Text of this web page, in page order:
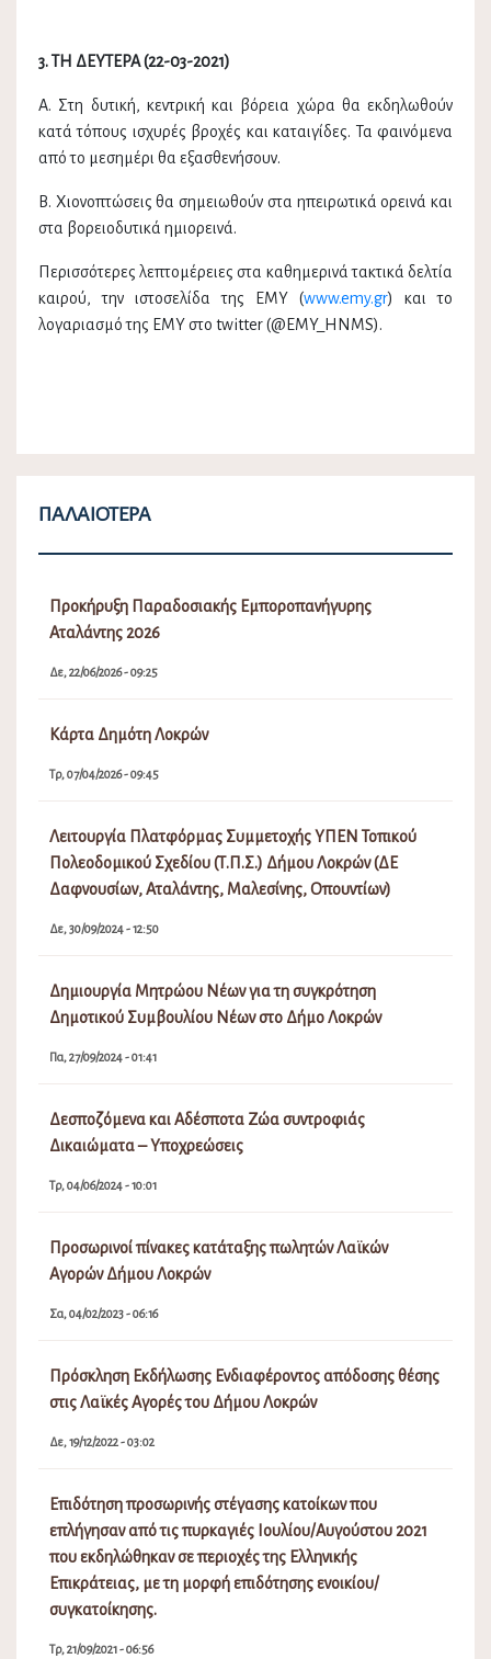
3. ΤΗ ΔΕΥΤΕΡΑ (22-03-2021)
Α. Στη δυτική, κεντρική και βόρεια χώρα θα εκδηλωθούν
κατά τόπους ισχυρές βροχές και καταιγίδες. Τα φαινόμενα
από το μεσημέρι θα εξασθενήσουν.
Β. Χιονοπτώσεις θα σημειωθούν στα ηπειρωτικά ορεινά και
στα βορειοδυτικά ημιορεινά.
Περισσότερες λεπτομέρειες στα καθημερινά τακτικά δελτία
καιρού, την ιστοσελίδα της ΕΜΥ (www.emy.gr) και το
λογαριασμό της ΕΜΥ στο twitter (@EMY_HNMS).
ΠΑΛΑΙΌΤΕΡΑ
Προκήρυξη Παραδοσιακής Εμποροπανήγυρης
Αταλάντης 2026
Δε, 22/06/2026 - 09:25
Κάρτα Δημότη Λοκρών
Τρ, 07/04/2026 - 09:45
Λειτουργία Πλατφόρμας Συμμετοχής ΥΠΕΝ Τοπικού
Πολεοδομικού Σχεδίου (Τ.Π.Σ.) Δήμου Λοκρών (ΔΕ
Δαφνουσίων, Αταλάντης, Μαλεσίνης, Οπουντίων)
Δε, 30/09/2024 - 12:50
Δημιουργία Μητρώου Νέων για τη συγκρότηση
Δημοτικού Συμβουλίου Νέων στο Δήμο Λοκρών
Πα, 27/09/2024 - 01:41
Δεσποζόμενα και Αδέσποτα Ζώα συντροφιάς
Δικαιώματα – Υποχρεώσεις
Τρ, 04/06/2024 - 10:01
Προσωρινοί πίνακες κατάταξης πωλητών Λαϊκών
Αγορών Δήμου Λοκρών
Σα, 04/02/2023 - 06:16
Πρόσκληση Εκδήλωσης Ενδιαφέροντος απόδοσης θέσης
στις Λαϊκές Αγορές του Δήμου Λοκρών
Δε, 19/12/2022 - 03:02
Επιδότηση προσωρινής στέγασης κατοίκων που
επλήγησαν από τις πυρκαγιές Ιουλίου/Αυγούστου 2021
που εκδηλώθηκαν σε περιοχές της Ελληνικής
Επικράτειας, με τη μορφή επιδότησης ενοικίου/
συγκατοίκησης.
Τρ, 21/09/2021 - 06:56